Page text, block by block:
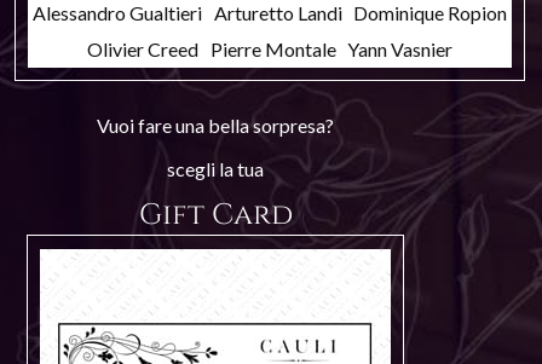
Alessandro Gualtieri Arturetto Landi Dominique Ropion
Olivier Creed Pierre Montale Yann Vasnier
Vuoi fare una bella sorpresa?
scegli la tua
Gift Card